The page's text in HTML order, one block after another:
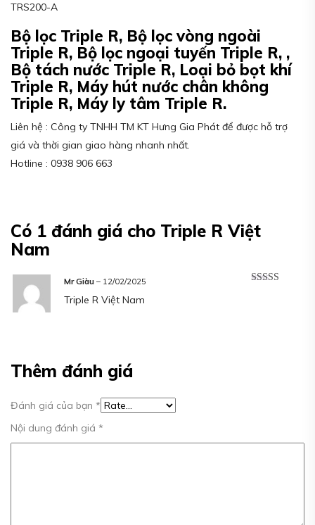
TRS200-A
Bộ lọc Triple R, Bộ lọc vòng ngoài
Triple R, Bộ lọc ngoại tuyến Triple R, ,
Bộ tách nước Triple R, Loại bỏ bọt khí
Triple R, Máy hút nước chân không
Triple R, Máy ly tâm Triple R.
Liên hệ : Công ty TNHH TM KT Hưng Gia Phát để được hỗ trợ
giá và thời gian giao hàng nhanh nhất.
Hotline : 0938 906 663
Có 1 đánh giá cho Triple R Việt
Nam
Mr Giàu – 12/02/2025
Triple R Việt Nam
Thêm đánh giá
Đánh giá của bạn *
Nội dung đánh giá *